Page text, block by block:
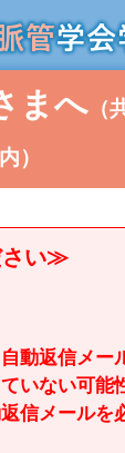
まへ（
）
さい≫
動返信メー
いない可能
信メールを